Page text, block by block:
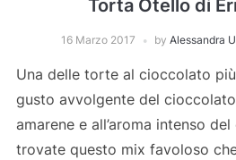
Torta Otello di
16 Marzo 2017 by Alessandra
Una delle torte al cioccolato
gusto avvolgente del
amarene e all’aroma intenso
trovate questo mix favoloso